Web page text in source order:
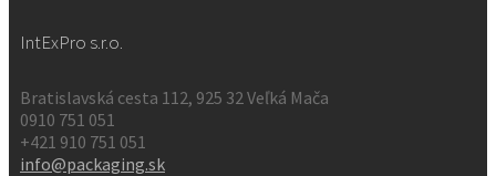
IntExPro s.r.o.
Bratislavská cesta 112, 925 32 Veľká Mača
0910 751 051
+421 910 751 051
info@packaging.sk